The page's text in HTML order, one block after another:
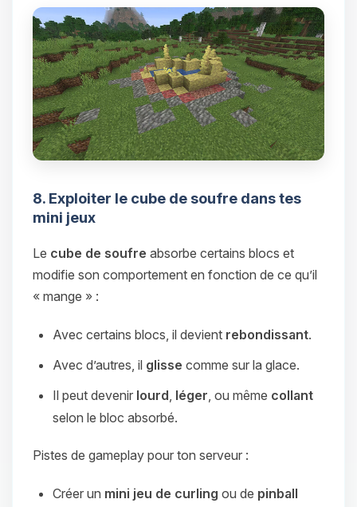
8. Exploiter le cube de soufre dans tes
mini jeux
Le cube de soufre absorbe certains blocs et
modifie son comportement en fonction de ce qu’il
« mange » :
Avec certains blocs, il devient rebondissant.
Avec d’autres, il glisse comme sur la glace.
Il peut devenir lourd léger , ou même collant
selon le bloc absorbé.
Pistes de gameplay pour ton serveur :
Créer un mini jeu de curling ou de pinball